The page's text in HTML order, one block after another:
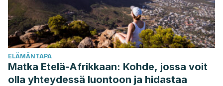
ELÄMÄNTAPA
Matka Etelä-Afrikkaan: Kohde, jossa voit
olla yhteydessä luontoon ja hidastaa